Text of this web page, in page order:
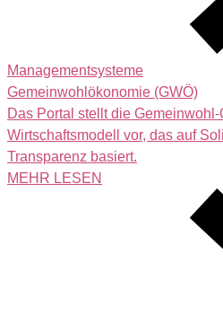
Managementsysteme
Gemeinwohlökonomie (GWÖ)
Das Portal stellt die
Wirtschaftsmodell vor, das auf
Transparenz basiert.
MEHR LESEN